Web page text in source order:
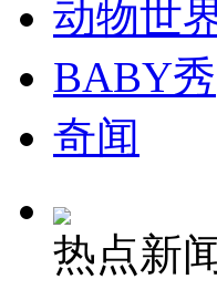
走！跟着总书记去植
消防员救轻生者
动物世
BABY秀
奇闻
热点新